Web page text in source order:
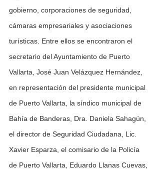
gobierno, corporaciones de seguridad,
cámaras empresariales y asociaciones
turísticas. Entre ellos se encontraron el
secretario del Ayuntamiento de Puerto
Vallarta, José Juan Velázquez Hernández,
en representación del presidente municipal
de Puerto Vallarta, la síndico municipal de
Bahía de Banderas, Dra. Daniela Sahagún,
el director de Seguridad Ciudadana, Lic.
Xavier Esparza, el comisario de la Policía
de Puerto Vallarta, Eduardo Llanas Cuevas,